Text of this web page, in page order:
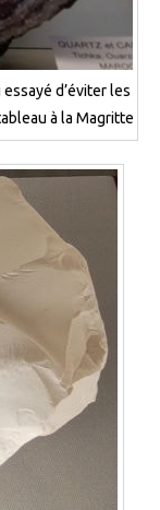
d’éviter les
à la Magritte